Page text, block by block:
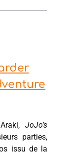
JoJo’s
parties,
issu de la